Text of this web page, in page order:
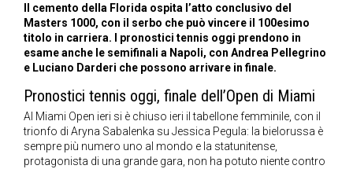
Il cemento della Florida ospita l’atto conclusivo del
Masters 1000, con il serbo che può vincere il 100esimo
titolo in carriera. I pronostici tennis oggi prendono in
esame anche le semifinali a Napoli, con Andrea Pellegrino
e Luciano Darderi che possono arrivare in finale.
Pronostici tennis oggi, finale dell’Open di Miami
Al Miami Open ieri si è chiuso ieri il tabellone femminile, con il
trionfo di Aryna Sabalenka su Jessica Pegula: la bielorussa è
sempre più numero uno al mondo e la statunitense,
protagonista di una grande gara, non ha potuto niente contro